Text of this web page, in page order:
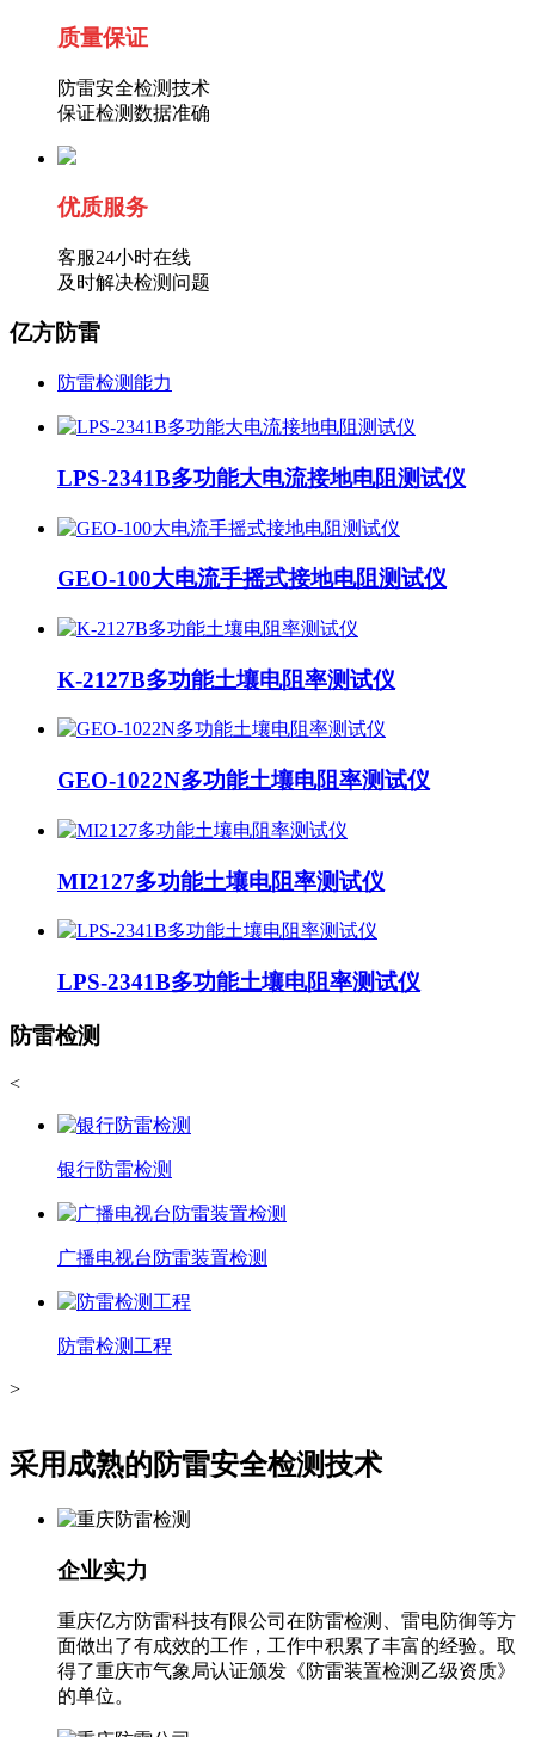
质量保证
防雷安全检测技术
保证检测数据准确
优质服务
客服24小时在线
及时解决检测问题
亿方防雷
防雷检测能力
LPS-2341B多功能大电流接地电阻测试仪
GEO-100大电流手摇式接地电阻测试仪
K-2127B多功能土壤电阻率测试仪
GEO-1022N多功能土壤电阻率测试仪
MI2127多功能土壤电阻率测试仪
LPS-2341B多功能土壤电阻率测试仪
防雷检测
<
银行防雷检测
广播电视台防雷装置检测
防雷检测工程
>
采用成熟的防雷安全检测技术
企业实力
重庆亿方防雷科技有限公司在防雷检测、雷电防御等方
面做出了有成效的工作，工作中积累了丰富的经验。取
得了重庆市气象局认证颁发《防雷装置检测乙级资质》
的单位。